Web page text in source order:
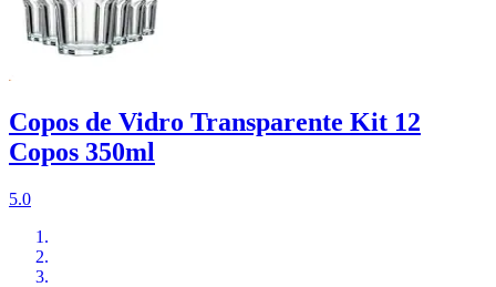
Copos de Vidro Transparente Kit 12
Copos 350ml
5.0